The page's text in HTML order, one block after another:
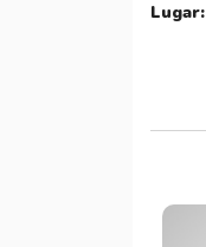
Lugar: